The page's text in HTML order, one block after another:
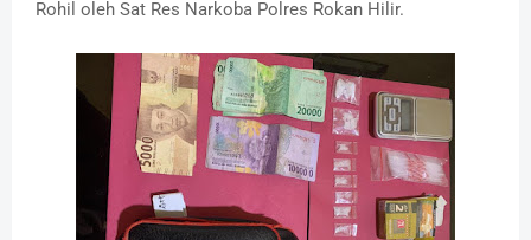
Rohil oleh Sat Res Narkoba Polres Rokan Hilir.